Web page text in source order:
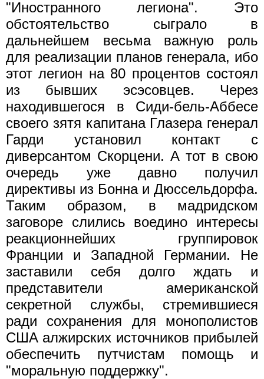
"Иностранного легиона". Это
обстоятельство сыграло в
дальнейшем весьма важную роль
для реализации планов генерала, ибо
этот легион на 80 процентов состоял
из бывших эсэсовцев. Через
находившегося в Сиди-бель-Аббесе
своего зятя капитана Глазера генерал
Гарди установил контакт с
диверсантом Скорцени. А тот в свою
очередь уже давно получил
директивы из Бонна и Дюссельдорфа.
Таким образом, в мадридском
заговоре слились воедино интересы
реакционнейших группировок
Франции и Западной Германии. Не
заставили себя долго ждать и
представители американской
секретной службы, стремившиеся
ради сохранения для монополистов
США алжирских источников прибылей
обеспечить путчистам помощь и
"моральную поддержку".